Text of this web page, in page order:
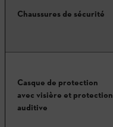
Chaussures de sécurité
Casque de protection
avec visière et protection
auditive